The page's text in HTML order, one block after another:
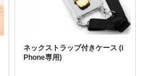
ネックストラップ付きケース (i
Phone専用)